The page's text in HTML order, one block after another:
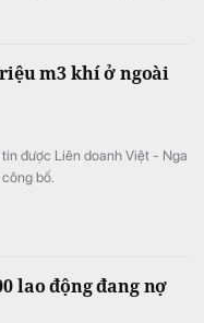
m3 khí ở ngoài
được Liên doanh Việt - Nga
bố.
lao động đang nợ